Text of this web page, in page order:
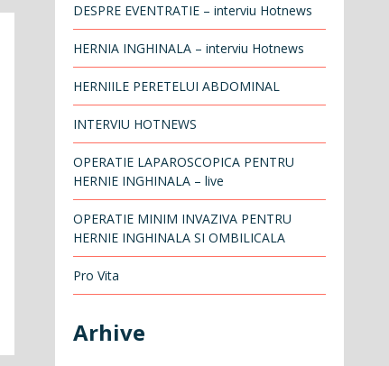
DESPRE EVENTRATIE – interviu Hotnews
HERNIA INGHINALA – interviu Hotnews
HERNIILE PERETELUI ABDOMINAL
INTERVIU HOTNEWS
OPERATIE LAPAROSCOPICA PENTRU
HERNIE INGHINALA – live
OPERATIE MINIM INVAZIVA PENTRU
HERNIE INGHINALA SI OMBILICALA
Pro Vita
Arhive